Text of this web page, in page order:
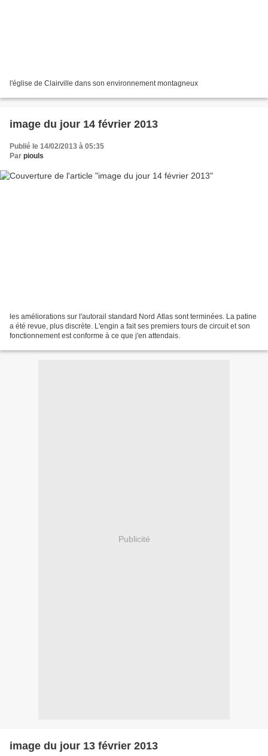
l'église de Clairville dans son environnement montagneux
image du jour 14 février 2013
Publié le 14/02/2013 à 05:35
Par piouls
les améliorations sur l'autorail standard Nord Atlas sont terminées. La patine
a été revue, plus discrète. L'engin a fait ses premiers tours de circuit et son
fonctionnement est conforme à ce que j'en attendais.
Publicité
image du jour 13 février 2013